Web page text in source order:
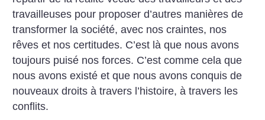
travailleuses pour proposer d’autres manières de
transformer la société, avec nos craintes, nos
rêves et nos certitudes. C’est là que nous avons
toujours puisé nos forces. C’est comme cela que
nous avons existé et que nous avons conquis de
nouveaux droits à travers l’histoire, à travers les
conflits.